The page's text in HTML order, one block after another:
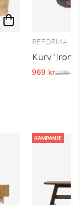
REFORMA
Kurv 'Iron
969 kr1099 kr
KAMPANJE